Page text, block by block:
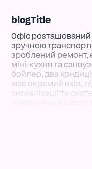
blogTitle
Офіс розташований
зручною
зроблений ремонт,
міні-кухня та
бойлер, два
має окремий вхід,
сигналізації та
Ціна договірна для
питань дзвоніть